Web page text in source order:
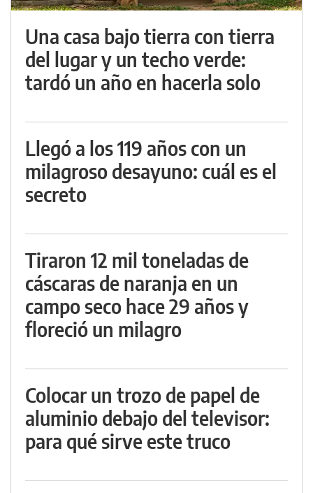
Una casa bajo tierra con tierra
del lugar y un techo verde:
tardó un año en hacerla solo
Llegó a los 119 años con un
milagroso desayuno: cuál es el
secreto
Tiraron 12 mil toneladas de
cáscaras de naranja en un
campo seco hace 29 años y
floreció un milagro
Colocar un trozo de papel de
aluminio debajo del televisor:
para qué sirve este truco